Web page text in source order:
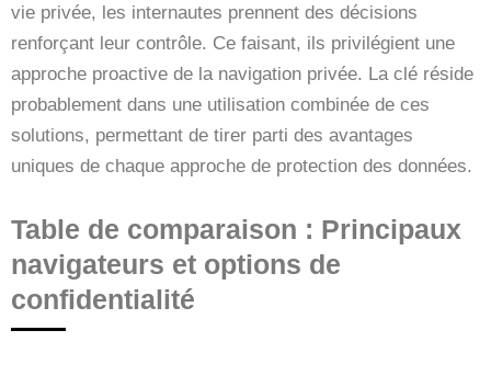
vie privée, les internautes prennent des décisions
renforçant leur contrôle. Ce faisant, ils privilégient une
approche proactive de la navigation privée. La clé réside
probablement dans une utilisation combinée de ces
solutions, permettant de tirer parti des avantages
uniques de chaque approche de protection des données.
Table de comparaison : Principaux
navigateurs et options de
confidentialité